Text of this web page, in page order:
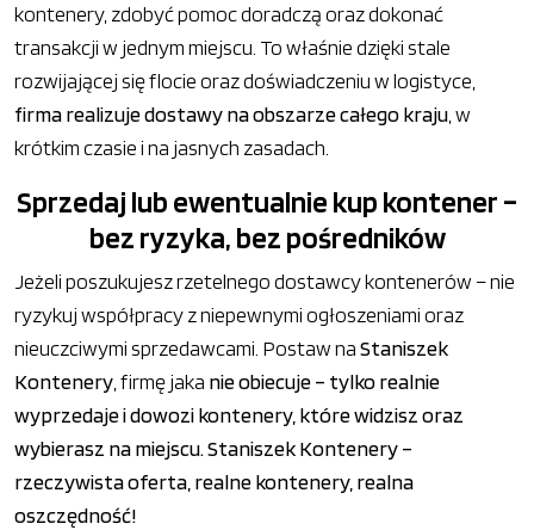
kontenery, zdobyć pomoc doradczą oraz dokonać
transakcji w jednym miejscu. To właśnie dzięki stale
rozwijającej się flocie oraz doświadczeniu w logistyce,
firma realizuje dostawy na obszarze całego kraju, w
krótkim czasie i na jasnych zasadach.
Sprzedaj lub ewentualnie kup kontener –
bez ryzyka, bez pośredników
Jeżeli poszukujesz rzetelnego dostawcy kontenerów – nie
ryzykuj współpracy z niepewnymi ogłoszeniami oraz
nieuczciwymi sprzedawcami. Postaw naStaniszek
Kontenery, firmę jaka nie obiecuje – tylko realnie
wyprzedaje i dowozi kontenery, które widzisz oraz
wybierasz na miejscu. Staniszek Kontenery –
rzeczywista oferta, realne kontenery, realna
oszczędność!